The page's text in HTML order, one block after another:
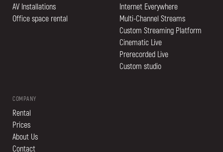
AV Installations
Office space rental
Internet Everywhere
Multi-Channel Streams
Custom Streaming Platform
Cinematic Live
Prerecorded Live
Custom studio
COMPANY
Rental
Prices
About Us
Contact